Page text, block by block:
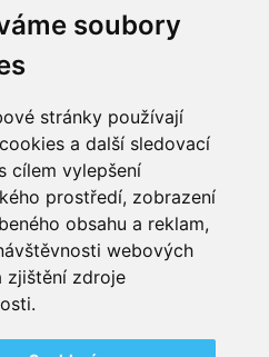
soubory
stránky používají
a další sledovací
cílem vylepšení
prostředí, zobrazení
obsahu a reklam,
webových
zjištění zdroje
práva vyhrazena | Svatební